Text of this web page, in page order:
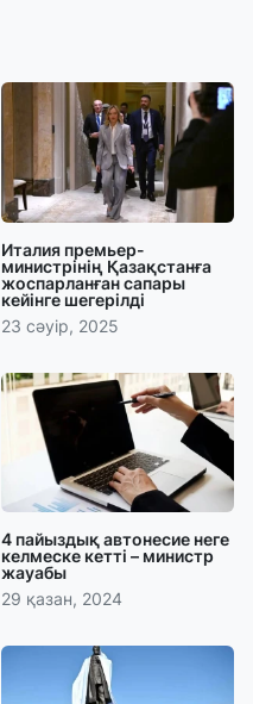
Италия премьер-
министрінің Қазақстанға
жоспарланған сапары
кейінге шегерілді
23 сәуір, 2025
4 пайыздық автонесие неге
келмеске кетті – министр
жауабы
29 қазан, 2024